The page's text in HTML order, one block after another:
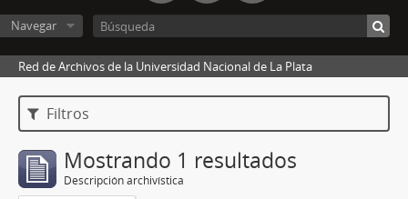
Navegar
Red de Archivos de la Universidad Nacional de La Plata
Filtros
Mostrando 1 resultados
Descripción archivística